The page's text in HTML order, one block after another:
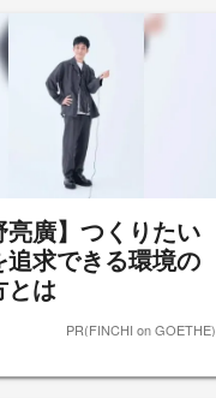
亮廣】つくりたい
追求できる環境の
とは
PR(FINCHI on GOETHE)